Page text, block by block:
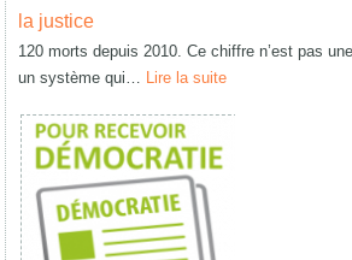
la justice
120 morts depuis 2010. Ce chiffre n’est pas
un système qui…
Lire la suite